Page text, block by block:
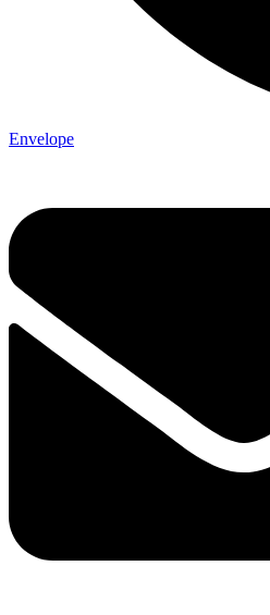
Envelope